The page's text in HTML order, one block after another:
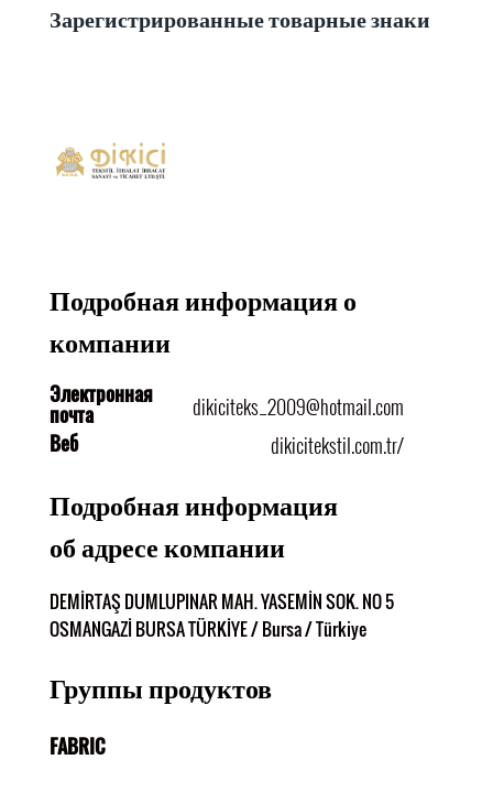
Зарегистрированные товарные знаки
Подробная информация о
компании
Электронная
почта dikiciteks_2009@hotmail.com
Веб dikicitekstil.com.tr/
Подробная информация
об адресе компании
DEMİRTAŞ DUMLUPINAR MAH. YASEMİN SOK. NO 5
OSMANGAZİ BURSA TÜRKİYE / Bursa / Türkiye
Группы продуктов
FABRIC